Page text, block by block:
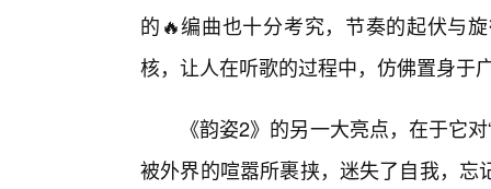
的🔥编曲也十分考究，节奏的起伏与
核，让人在听歌的过程中，仿佛置身于
《韵姿2》的另一大亮点，在于它
被外界的喧嚣所裹挟，迷失了自我，